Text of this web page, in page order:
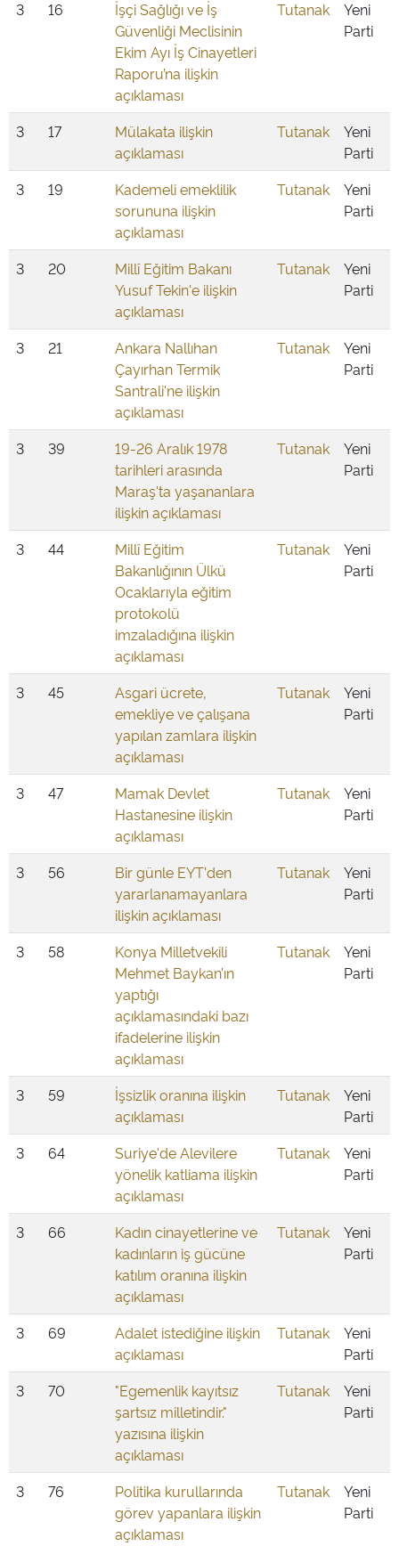
3 16
İşçi Sağlığı ve İş
Güvenliği Meclisinin
Ekim Ayı İş Cinayetleri
Raporu’na ilişkin
açıklaması
Tutanak
Yeni
Parti
3 17
Mülakata ilişkin
açıklaması
Tutanak
Yeni
Parti
3
19
Kademeli emeklilik
sorununa ilişkin
açıklaması
Tutanak
Yeni
Parti
3 20
Millî Eğitim Bakanı
Yusuf Tekin'e ilişkin
açıklaması
Tutanak
Yeni
Parti
3 21
Ankara Nallıhan
Çayırhan Termik
Santrali'ne ilişkin
açıklaması
Tutanak
Yeni
Parti
3 39
19-26 Aralık 1978
tarihleri arasında
Maraş'ta yaşananlara
ilişkin açıklaması
Tutanak
Yeni
Parti
3 44
Millî Eğitim
Bakanlığının Ülkü
Ocaklarıyla eğitim
protokolü
imzaladığına ilişkin
açıklaması
Tutanak
Yeni
Parti
3 45
Asgari ücrete,
emekliye ve çalışana
yapılan zamlara ilişkin
açıklaması
Tutanak
Yeni
Parti
3 47
Mamak Devlet
Hastanesine ilişkin
açıklaması
Tutanak
Yeni
Parti
3 56
Bir günle EYT'den
yararlanamayanlara
ilişkin açıklaması
Tutanak
Yeni
Parti
3 58
Konya Milletvekili
Mehmet Baykan’ın
yaptığı
açıklamasındaki bazı
ifadelerine ilişkin
açıklaması
Tutanak
Yeni
Parti
3 59
İşsizlik oranına ilişkin
açıklaması
Tutanak
Yeni
Parti
3
64
Suriye'de Alevilere
yönelik katliama ilişkin
açıklaması
Tutanak
Yeni
Parti
3 66
Kadın cinayetlerine ve
kadınların iş gücüne
katılım oranına ilişkin
açıklaması
Tutanak
Yeni
Parti
3 69
Adalet istediğine ilişkin
açıklaması
Tutanak
Yeni
Parti
3
70
"Egemenlik kayıtsız
şartsız milletindir."
yazısına ilişkin
açıklaması
Tutanak
Yeni
Parti
3 76
Politika kurullarında
görev yapanlara ilişkin
açıklaması
Tutanak
Yeni
Parti